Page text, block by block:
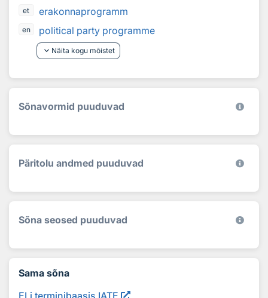
et erakonnaprogramm
en
political party programme
keyboard_arrow_down Näita kogu mõistet
Sõnavormid puuduvad
Päritolu andmed puuduvad
Sõna seosed puuduvad
Sama sõna
ELi terminibaasis IATE